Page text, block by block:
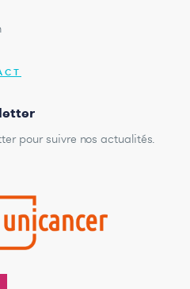
pour suivre nos actualités.